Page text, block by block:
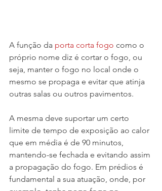
A função da porta corta fogo como o
próprio nome diz é cortar o fogo, ou
seja, manter o fogo no local onde o
mesmo se propaga e evitar que atinja
outras salas ou outros pavimentos.
A mesma deve suportar um certo
limite de tempo de exposição ao calor
que em média é de 90 minutos,
mantendo-se fechada e evitando assim
a propagação do fogo. Em prédios é
fundamental a sua atuação, onde, por